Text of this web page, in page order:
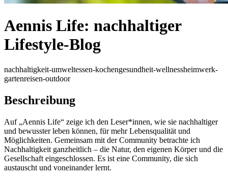
Aennis Life: nachhaltiger
Lifestyle-Blog
nachhaltigkeit-umweltessen-kochengesundheit-wellnessheimwerk-
gartenreisen-outdoor
Beschreibung
Auf „Aennis Life“ zeige ich den Leser*innen, wie sie nachhaltiger
und bewusster leben können, für mehr Lebensqualität und
Möglichkeiten. Gemeinsam mit der Community betrachte ich
Nachhaltigkeit ganzheitlich – die Natur, den eigenen Körper und die
Gesellschaft eingeschlossen. Es ist eine Community, die sich
austauscht und voneinander lernt.